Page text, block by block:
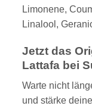
Limonene,
Linalool,
Jetzt das
Lattafa bei
Warte nicht
und stärke